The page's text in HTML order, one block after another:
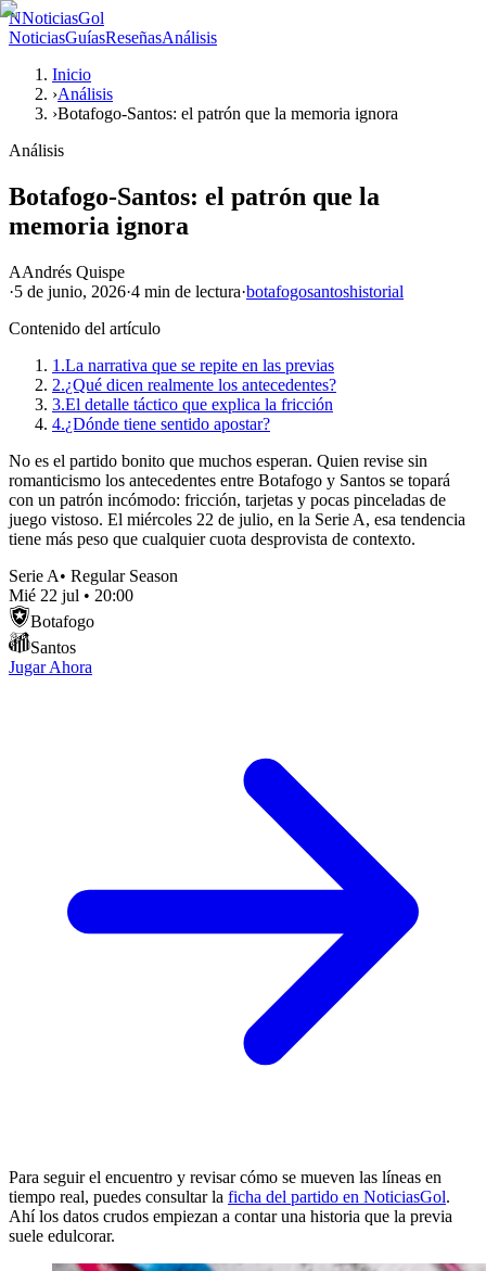
NNoticiasGol
NoticiasGuíasReseñasAnálisis
Inicio
›Análisis
›Botafogo-Santos: el patrón que la memoria ignora
Análisis
Botafogo-Santos: el patrón que la
memoria ignora
AAndrés Quispe
·5 de junio, 2026·4 min de lectura·botafogosantoshistorial
Contenido del artículo
1.La narrativa que se repite en las previas
2.¿Qué dicen realmente los antecedentes?
3.El detalle táctico que explica la fricción
4.¿Dónde tiene sentido apostar?
No es el partido bonito que muchos esperan. Quien revise sin
romanticismo los antecedentes entre Botafogo y Santos se topará
con un patrón incómodo: fricción, tarjetas y pocas pinceladas de
juego vistoso. El miércoles 22 de julio, en la Serie A, esa tendencia
tiene más peso que cualquier cuota desprovista de contexto.
Serie A• Regular Season
Mié 22 jul • 20:00
Botafogo
Santos
Jugar Ahora
Para seguir el encuentro y revisar cómo se mueven las líneas en
tiempo real, puedes consultar la ficha del partido en NoticiasGol.
Ahí los datos crudos empiezan a contar una historia que la previa
suele edulcorar.